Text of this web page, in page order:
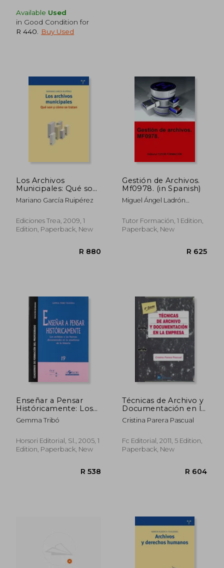
Available Used
in Good Condition for
R 440
Buy Used
Los Archivos
Municipales: Qué son
y Cómo se Tratan
(Biblioteconomía y
Cultural) (in Spanish)
Mariano García Ruipérez
Ediciones Trea, 2009, 1
Edition, Paperback, New
Gestión de Archivos.
Mf0978. (in Spanish)
Miguel Ángel Ladrón
Tutor Formación, 1 Edition,
Paperback, New
Enseñar a Pensar
Históricamente: Los
Archivos y las Fuentes
Documentales en la
Historia (in Spanish)
Gemma Tribó
Horsori Editorial, Sl., 2005, 1
Edition, Paperback, New
Técnicas de Archivo y
Documentación en la
Empresa (in Spanish)
Cristina Parera Pascual
Fc Editorial, 2011, 5 Edition,
Paperback, New